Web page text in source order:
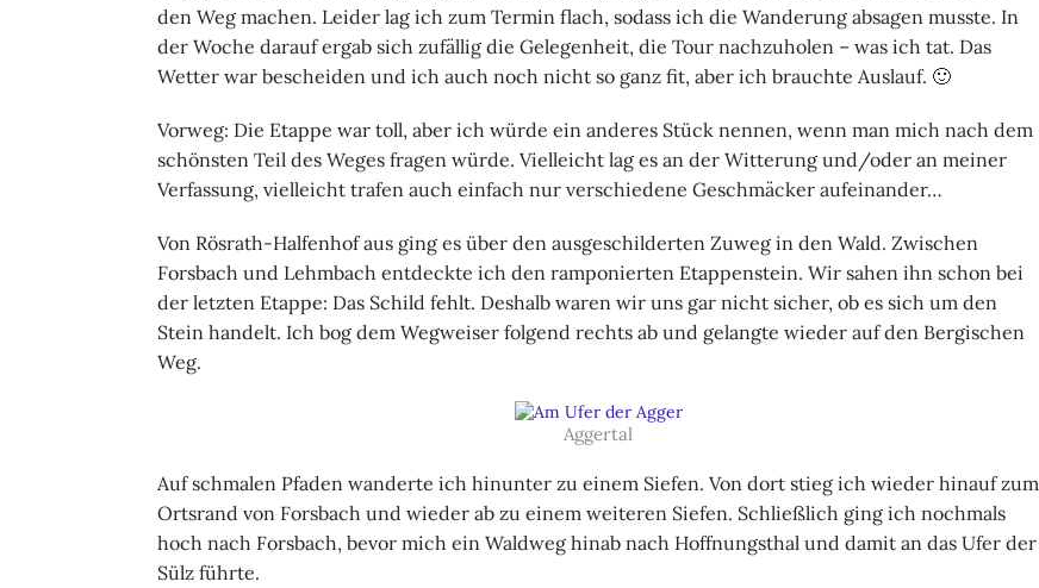
den Weg machen. Leider lag ich zum Termin flach, sodass ich die Wanderung absagen musste. In
der Woche darauf ergab sich zufällig die Gelegenheit, die Tour nachzuholen – was ich tat. Das
Wetter war bescheiden und ich auch noch nicht so ganz fit, aber ich brauchte Auslauf. 🙂
Vorweg: Die Etappe war toll, aber ich würde ein anderes Stück nennen, wenn man mich nach dem
schönsten Teil des Weges fragen würde. Vielleicht lag es an der Witterung und/oder an meiner
Verfassung, vielleicht trafen auch einfach nur verschiedene Geschmäcker aufeinander…
Von Rösrath-Halfenhof aus ging es über den ausgeschilderten Zuweg in den Wald. Zwischen
Forsbach und Lehmbach entdeckte ich den ramponierten Etappenstein. Wir sahen ihn schon bei
der letzten Etappe: Das Schild fehlt. Deshalb waren wir uns gar nicht sicher, ob es sich um den
Stein handelt. Ich bog dem Wegweiser folgend rechts ab und gelangte wieder auf den Bergischen
Weg.
Aggertal
Auf schmalen Pfaden wanderte ich hinunter zu einem Siefen. Von dort stieg ich wieder hinauf zum
Ortsrand von Forsbach und wieder ab zu einem weiteren Siefen. Schließlich ging ich nochmals
hoch nach Forsbach, bevor mich ein Waldweg hinab nach Hoffnungsthal und damit an das Ufer der
Sülz führte.